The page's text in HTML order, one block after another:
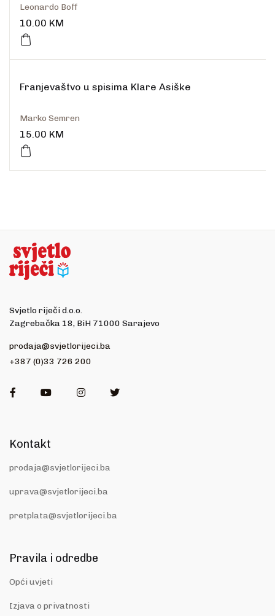
Leonardo Boff
10.00 KM
Franjevaštvo u spisima Klare Asiške
Marko Semren
15.00 KM
Svjetlo riječi d.o.o.
Zagrebačka 18, BiH 71000 Sarajevo
prodaja@svjetlorijeci.ba
+387 (0)33 726 200
FacebookYoutubeInstagramTwitter
Kontakt
prodaja@svjetlorijeci.ba
uprava@svjetlorijeci.ba
pretplata@svjetlorijeci.ba
Pravila i odredbe
Opći uvjeti
Izjava o privatnosti